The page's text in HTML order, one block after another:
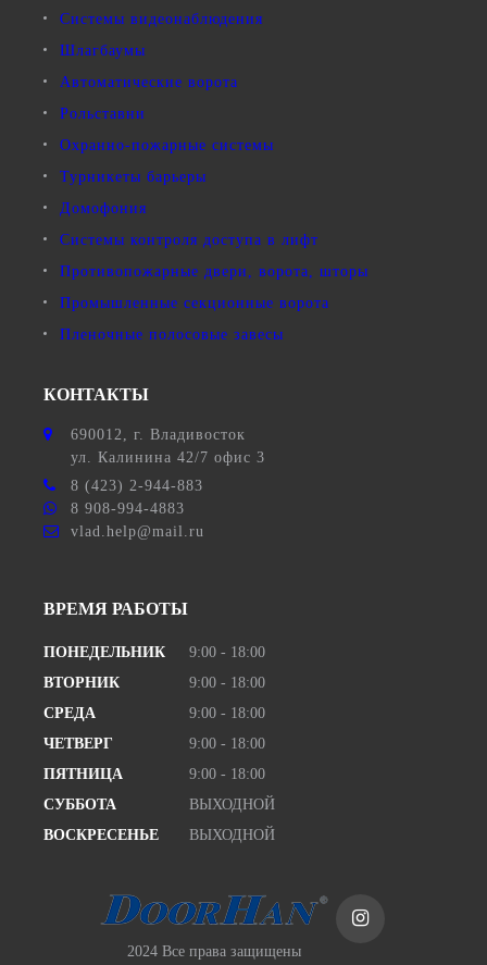
Системы видеонаблюдения
Шлагбаумы
Автоматические ворота
Рольставни
Охранно-пожарные системы
Турникеты барьеры
Домофония
Системы контроля доступа в лифт
Противопожарные двери, ворота, шторы
Промышленные секционные ворота
Пленочные полосовые завесы
КОНТАКТЫ
690012, г. Владивосток
ул. Калинина 42/7 офис 3
8 (423) 2-944-883
8 908-994-4883
vlad.help@mail.ru
ВРЕМЯ РАБОТЫ
ПОНЕДЕЛЬНИК
9:00 - 18:00
ВТОРНИК
9:00 - 18:00
СРЕДА
9:00 - 18:00
ЧЕТВЕРГ
9:00 - 18:00
ПЯТНИЦА
9:00 - 18:00
СУББОТА
ВЫХОДНОЙ
ВОСКРЕСЕНЬЕ
ВЫХОДНОЙ
2024 Все права защищены